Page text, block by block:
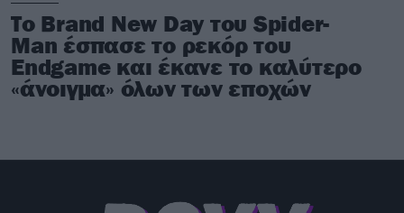
Το Brand New Day του Spider-
Man έσπασε το ρεκόρ του
Endgame και έκανε το καλύτερο
«άνοιγμα» όλων των εποχών